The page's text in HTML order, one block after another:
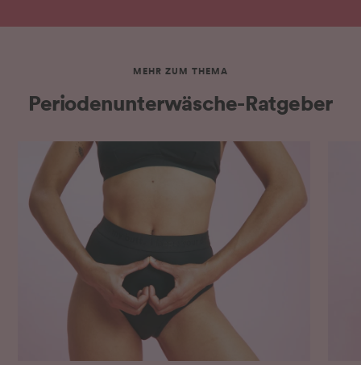
MEHR ZUM THEMA
Periodenunterwäsche-Ratgeber